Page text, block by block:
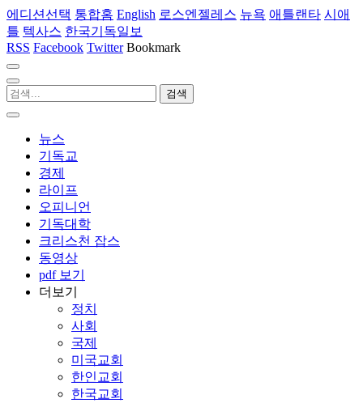
에디션선택 통합홈 English 로스엔젤레스 뉴욕 애틀랜타 시애
틀 텍사스 한국기독일보
RSS Facebook Twitter Bookmark
뉴스
기독교
경제
라이프
오피니언
기독대학
크리스천 잡스
동영상
pdf 보기
더보기
정치
사회
국제
미국교회
한인교회
한국교회